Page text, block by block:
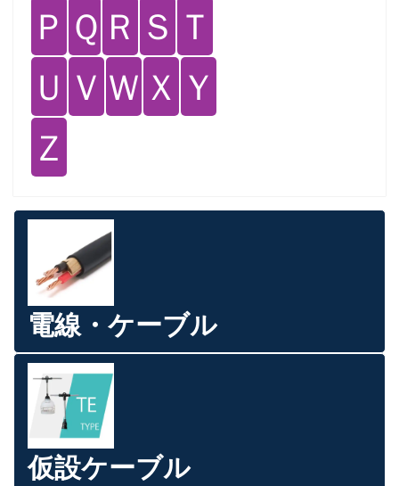
Ｐ Ｑ Ｒ Ｓ Ｔ
Ｕ Ｖ Ｗ Ｘ Ｙ
Ｚ
電線・ケーブル
仮設ケーブル